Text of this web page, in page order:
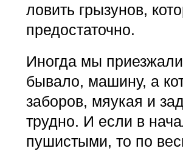
ловить грызунов,
предостаточно.
Иногда мы
бывало, ма­шину, а
заборов, мяукая и
трудно. И если в
пушистыми, то по